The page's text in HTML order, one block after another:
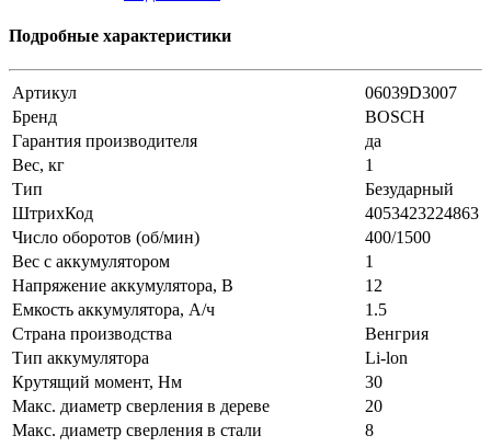
Подробные характеристики
Артикул
06039D3007
Бренд
BOSCH
Гарантия производителя
да
Вес, кг
1
Тип
Безударный
ШтрихКод
4053423224863
Число оборотов (об/мин)
400/1500
Вес с аккумулятором
1
Напряжение аккумулятора, В
12
Емкость аккумулятора, А/ч
1.5
Страна производства
Венгрия
Тип аккумулятора
Li-lon
Крутящий момент, Нм
30
Макс. диаметр сверления в дереве
20
Макс. диаметр сверления в стали
8